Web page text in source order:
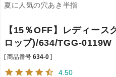
夏に人気の穴あき半指
【15％OFF】レディー
ロップ)/634/TGG-0119W
商品番号 634-0
4.50